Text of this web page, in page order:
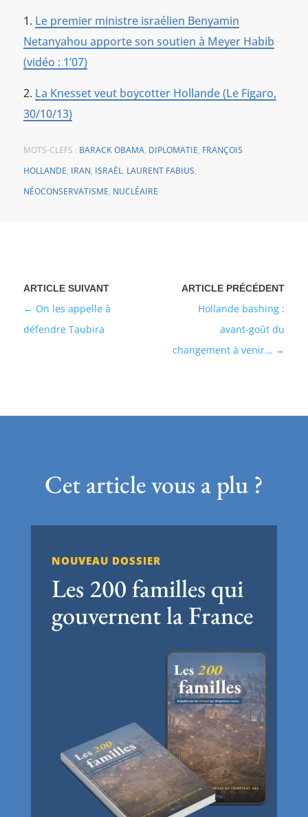
Le premier ministre israélien Benyamin
Netanyahou apporte son soutien à Meyer Habib
(vidéo : 1’07)
La Knesset veut boycotter Hollande (Le Figaro,
30/10/13)
MOTS-CLEFS : BARACK OBAMA, DIPLOMATIE, FRANÇOIS
HOLLANDE, IRAN, ISRAËL, LAURENT FABIUS,
NÉOCONSERVATISME, NUCLÉAIRE
Hollande bashing :
avant-goût du
changement à venir…
On les appelle à
défendre Taubira
Cet article vous a plu ?
NOUVEAU DOSSIER
Les 200 familles qui
gouvernent la France